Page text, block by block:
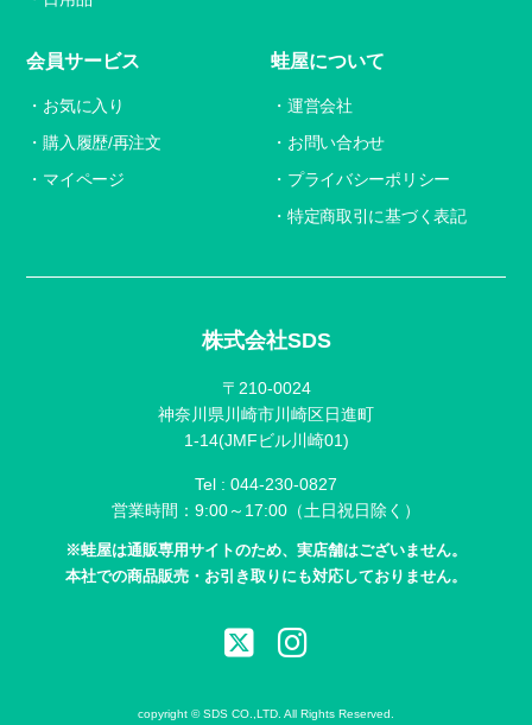
株式会社SDS
〒210-0024
神奈川県川崎市川崎区日進町
1-14(JMFビル川崎01)
Tel : 044-230-0827
営業時間：9:00～17:00（土日祝日除く）
※蛙屋は通販専用サイトのため、実店舗はございません。
本社での商品販売・お引き取りにも対応しておりません。
会員サービス
お気に入り
購入履歴/再注文
マイページ
蛙屋について
運営会社
お問い合わせ
プライバシーポリシー
特定商取引に基づく表記
copyright © SDS CO.,LTD. All Rights Reserved.